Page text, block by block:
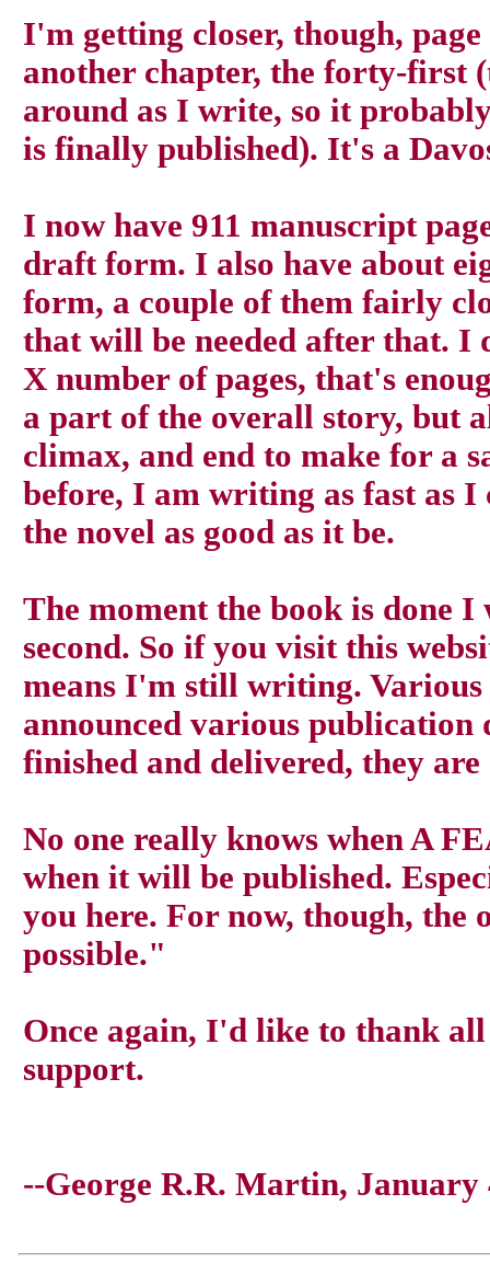
I'm getting closer, though,
another chapter, the forty-first
around as I write, so it
is finally published). It's a
I now have 911 manuscript
draft form. I also have about
form, a couple of them fairly
that will be needed after that.
X number of pages, that's
a part of the overall story, but
climax, and end to make for a
before, I am writing as fast as
the novel as good as it be.
The moment the book is done
second. So if you visit this
means I'm still writing. Various
announced various
finished and delivered, they
No one really knows when A
when it will be published.
you here. For now, though, the
possible."
Once again, I'd like to thank
support.
--George R.R. Martin, January